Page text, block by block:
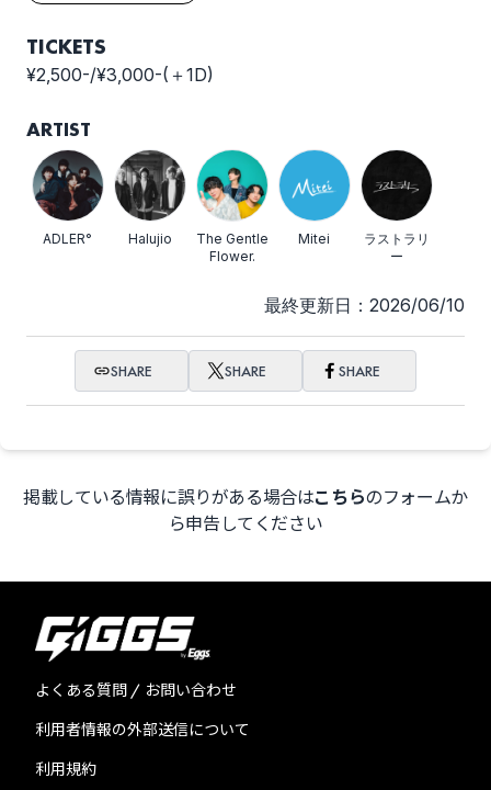
TICKETS
¥2,500-/¥3,000-(＋1D)
ARTIST
ADLER° Halujio
The Gentle
Flower.
Mitei
ラストラリ
ー
最終更新日：2026/06/10
SHARE SHARE SHARE
掲載している情報に誤りがある場合はこちらのフォームか
ら申告してください
よくある質問 / お問い合わせ
利用者情報の外部送信について
利用規約